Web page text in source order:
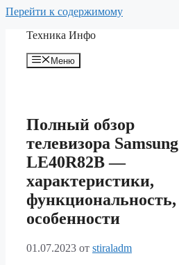
Перейти к содержимому
Техника Инфо
Меню
Полный обзор
телевизора Samsung
LE40R82B —
характеристики,
функциональность,
особенности
01.07.2023 от stiraladm